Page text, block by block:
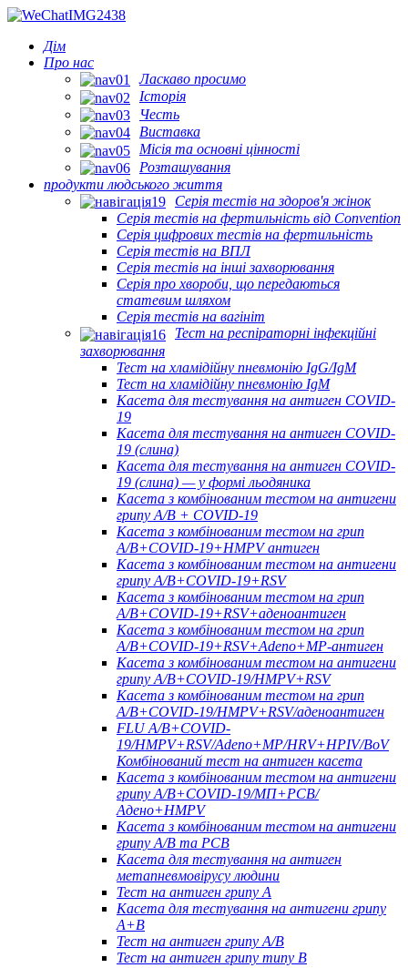
Дім
Про нас
Ласкаво просимо
Історія
Честь
Виставка
Місія та основні цінності
Розташування
продукти людського життя
Серія тестів на здоров'я жінок
Серія тестів на фертильність від Convention
Серія цифрових тестів на фертильність
Серія тестів на ВПЛ
Серія тестів на інші захворювання
Серія про хвороби, що передаються
статевим шляхом
Серія тестів на вагініт
Тест на респіраторні інфекційні
захворювання
Тест на хламідійну пневмонію IgG/IgM
Тест на хламідійну пневмонію IgM
Касета для тестування на антиген COVID-
19
Касета для тестування на антиген COVID-
19 (слина)
Касета для тестування на антиген COVID-
19 (слина) — у формі льодяника
Касета з комбінованим тестом на антигени
грипу A/B + COVID-19
Касета з комбінованим тестом на грип
A/B+COVID-19+HMPV антиген
Касета з комбінованим тестом на антигени
грипу A/B+COVID-19+RSV
Касета з комбінованим тестом на грип
A/B+COVID-19+RSV+аденоантиген
Касета з комбінованим тестом на грип
A/B+COVID-19+RSV+Adeno+MP-антиген
Касета з комбінованим тестом на антигени
грипу A/B+COVID-19/HMPV+RSV
Касета з комбінованим тестом на грип
A/B+COVID-19/HMPV+RSV/аденоантиген
FLU A/B+COVID-
19/HMPV+RSV/Adeno+MP/HRV+HPIV/BoV
Комбінований тест на антиген касета
Касета з комбінованим тестом на антигени
грипу A/B+COVID-19/МП+РСВ/
Адено+HMPV
Касета з комбінованим тестом на антигени
грипу A/B та РСВ
Касета для тестування на антиген
метапневмовірусу людини
Тест на антиген грипу A
Касета для тестування на антигени грипу
A+B
Тест на антиген грипу A/B
Тест на антиген грипу типу B